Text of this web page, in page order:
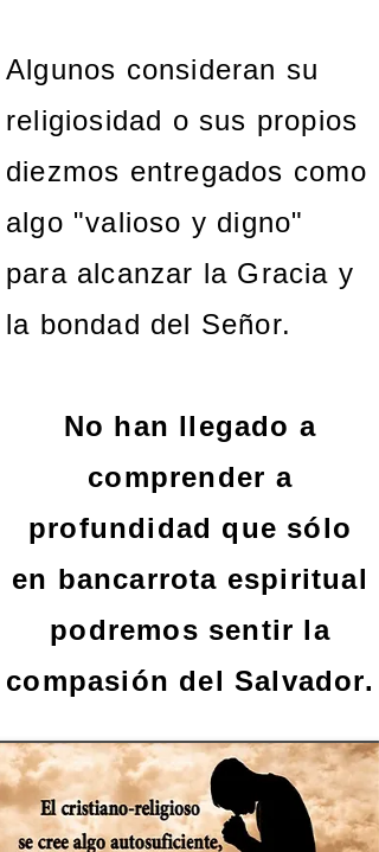
Algunos consideran su
religiosidad o sus propios
diezmos entregados como
algo "valioso y digno"
para alcanzar la Gracia y
la bondad del Señor.
No han llegado a
comprender a
profundidad que sólo
en bancarrota espiritual
podremos sentir la
compasión del Salvador.